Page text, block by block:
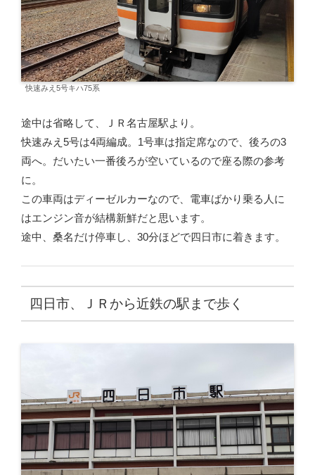
快速みえ5号キハ75系
途中は省略して、ＪＲ名古屋駅より。
快速みえ5号は4両編成。1号車は指定席なので、後ろの3
両へ。だいたい一番後ろが空いているので座る際の参考
に。
この車両はディーゼルカーなので、電車ばかり乗る人に
はエンジン音が結構新鮮だと思います。
途中、桑名だけ停車し、30分ほどで四日市に着きます。
四日市、ＪＲから近鉄の駅まで歩く